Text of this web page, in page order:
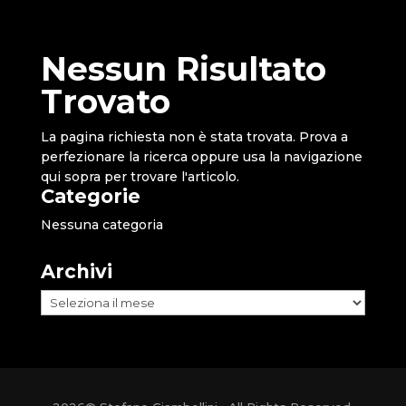
Nessun Risultato
Trovato
La pagina richiesta non è stata trovata. Prova a
perfezionare la ricerca oppure usa la navigazione
qui sopra per trovare l'articolo.
Categorie
Nessuna categoria
Archivi
Archivi